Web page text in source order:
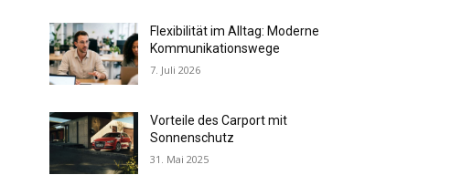
Flexibilität im Alltag: Moderne
Kommunikationswege
7. Juli 2026
Vorteile des Carport mit
Sonnenschutz
31. Mai 2025